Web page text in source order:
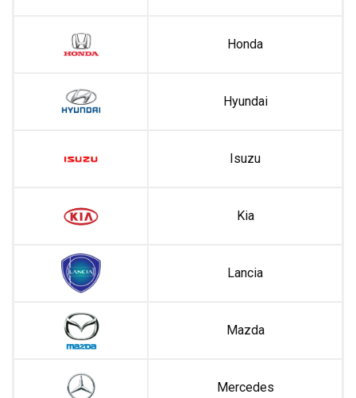
Honda
Hyundai
Isuzu
Kia
Lancia
Mazda
Mercedes